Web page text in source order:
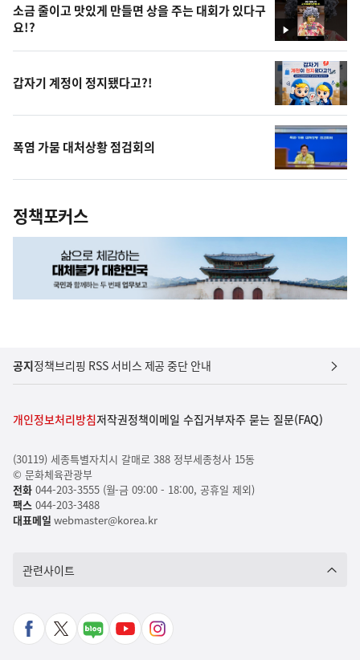
영
상
소금 줄이고 맛있게 만들면 상을 주는 대회가 있다구
요!?
갑자기 계정이 정지됐다고?!
폭염 가뭄 대처상황 점검회의
정책포커스
공지정책브리핑 RSS 서비스 제공 중단 안내
개인정보처리방침저작권정책이메일 수집거부자주 묻는 질문(FAQ)
(30119) 세종특별자치시 갈매로 388 정부세종청사 15동
© 문화체육관광부
전화044-203-3555 (월-금 09:00 - 18:00, 공휴일 제외)
팩스044-203-3488
대표메일 webmaster@korea.kr
관련사이트
페
X
네
유
인